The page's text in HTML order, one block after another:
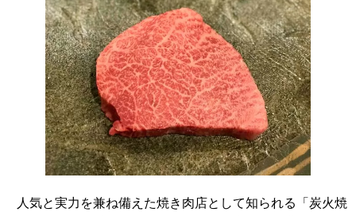
人気と実力を兼ね備えた焼き肉店として知られる「炭火焼